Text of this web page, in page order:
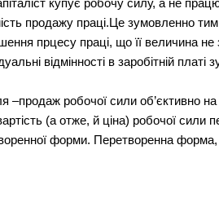
купує робочу силу, а не
продажу праці.Це зумовленно
прцесу праці, що її величина
відмінності в заробітній
–продаж робочої сили об’єктивно
(а отже, й ціна) робочої сили
форми. Перетворенна форма,